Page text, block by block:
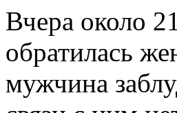
Вчера около
обратилась
мужчина